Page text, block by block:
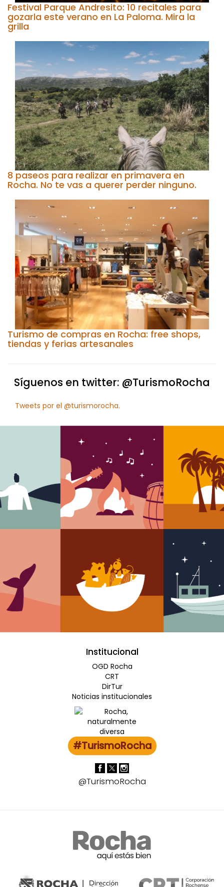
Festival Parque Andresito: 10 recitales para
gozarla este verano en La Paloma. Mira la
grilla
8 paseos para realizar en primavera en
Rocha. No te vas a querer perder ninguno.
Turismo de compras en Rocha: free shops,
tiendas y ferias artesanales
Síguenos en twitter: @TurismoRocha
Tweets por el @turismorocha.
Institucional
OGD Rocha
CRT
DirTur
Noticias institucionales
#TurismoRocha
@TurismoRocha